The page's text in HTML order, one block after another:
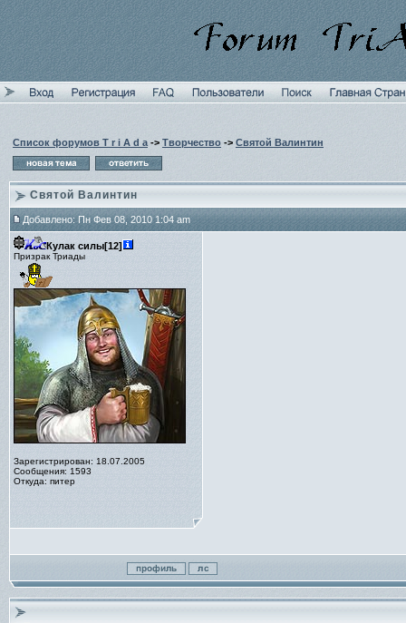
Список форумов T r i A d a -> Творчество -> Святой Валинтин
Святой Валинтин
Добавлено: Пн Фев 08, 2010 1:04 am
Кулак силы[12]
Призрак Триады
Зарегистрирован: 18.07.2005
Сообщения: 1593
Откуда: питер